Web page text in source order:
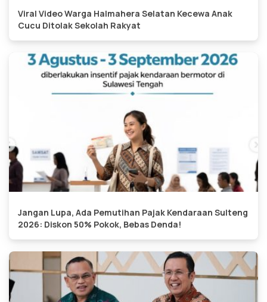
Viral Video Warga Halmahera Selatan Kecewa Anak
Cucu Ditolak Sekolah Rakyat
Jangan Lupa, Ada Pemutihan Pajak Kendaraan Sulteng
2026: Diskon 50% Pokok, Bebas Denda!